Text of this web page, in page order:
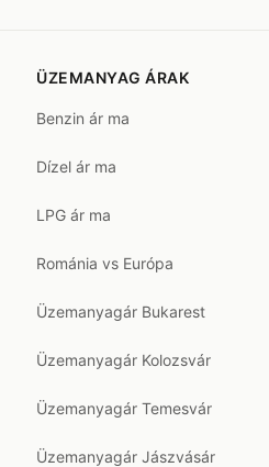
ÜZEMANYAG ÁRAK
Benzin ár ma
Dízel ár ma
LPG ár ma
Románia vs Európa
Üzemanyagár Bukarest
Üzemanyagár Kolozsvár
Üzemanyagár Temesvár
Üzemanyagár Jászvásár